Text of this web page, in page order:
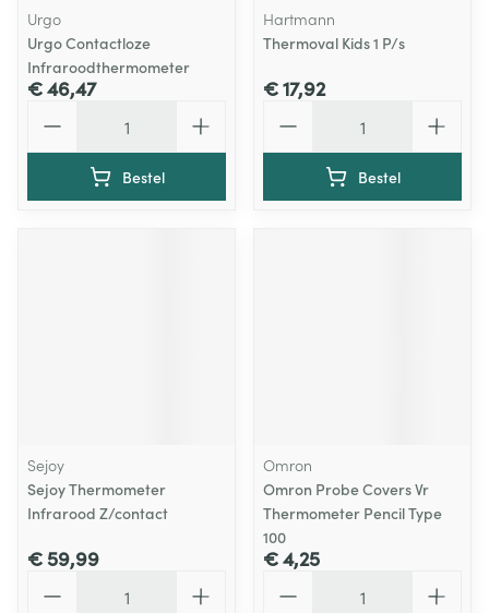
Urgo
Urgo Contactloze
Infraroodthermometer
€ 46,47
Bestel
Hartmann
Thermoval Kids 1 P/s
€ 17,92
Bestel
Sejoy
Sejoy Thermometer
Infrarood Z/contact
€ 59,99
Omron
Omron Probe Covers Vr
Thermometer Pencil Type
100
€ 4,25